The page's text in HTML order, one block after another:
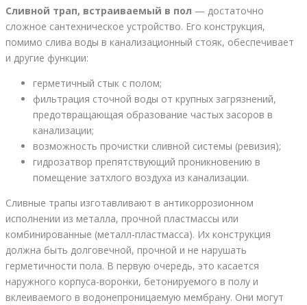
Сливной трап, встраиваемый в пол — достаточно
сложное сантехническое устройство. Его конструкция,
помимо слива воды в канализационный стояк, обеспечивает
и другие функции:
герметичный стык с полом;
фильтрация сточной воды от крупных загрязнений,
предотвращающая образование частых засоров в
канализации;
возможность прочистки сливной системы (ревизия);
гидрозатвор препятствующий проникновению в
помещение затхлого воздуха из канализации.
Сливные трапы изготавливают в антикоррозионном
исполнении из металла, прочной пластмассы или
комбинированные (металл-пластмасса). Их конструкция
должна быть долговечной, прочной и не нарушать
герметичности пола. В первую очередь, это касается
наружного корпуса-воронки, бетонируемого в полу и
вклеиваемого в водонепроницаемую мембрану. Они могут